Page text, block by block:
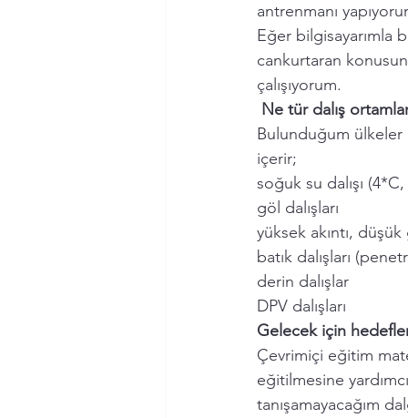
antrenmanı
Eğer bilgisayarımla
cankurtaran
çalışıyorum.
Ne tür dalış
Bulunduğum ülkeler
içerir;
soğuk su dalışı
göl dalışları
yüksek akıntı,
batık dalışları
derin dalışlar
DPV dalışları
Gelecek için
Çevrimiçi eğitim
eğitilmesine
tanışamayacağım